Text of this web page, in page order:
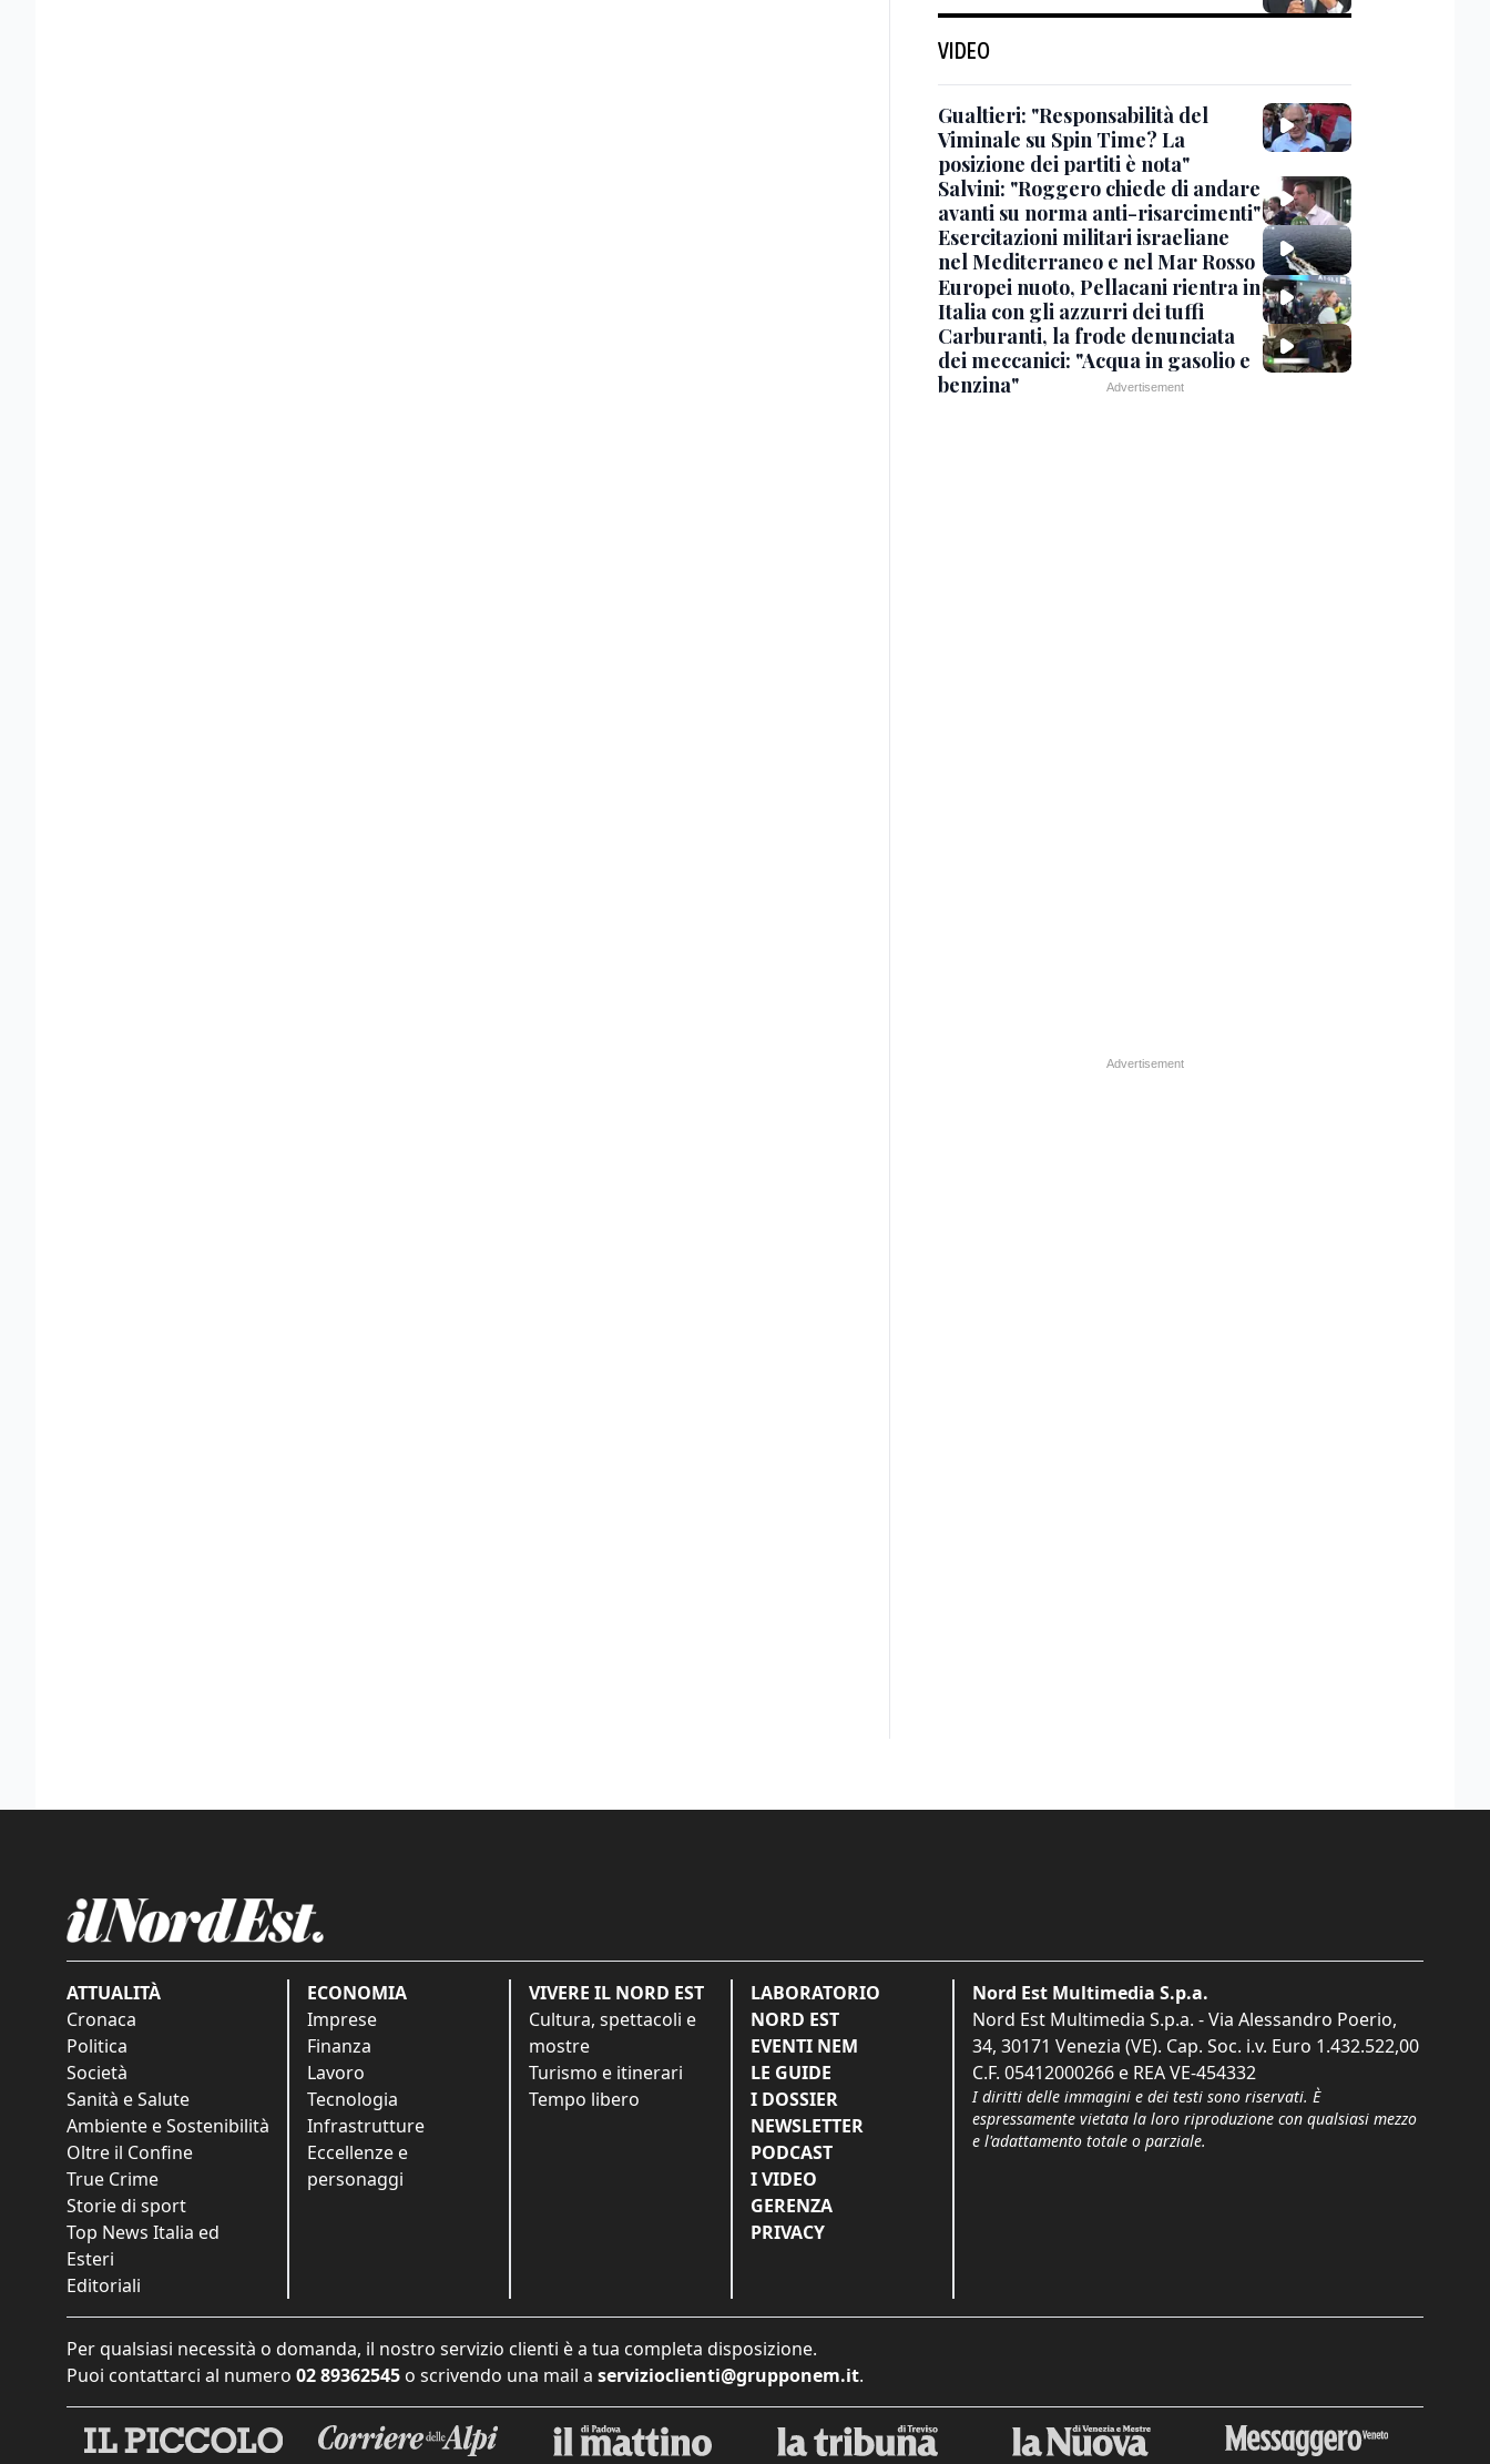
VIDEO
Gualtieri: "Responsabilità del
Viminale su Spin Time? La
posizione dei partiti è nota"
Salvini: "Roggero chiede di andare
avanti su norma anti-risarcimenti"
Esercitazioni militari israeliane
nel Mediterraneo e nel Mar Rosso
Europei nuoto, Pellacani rientra in
Italia con gli azzurri dei tuffi
Carburanti, la frode denunciata
dei meccanici: "Acqua in gasolio e
benzina"
ATTUALITÀ
Cronaca
Politica
Società
Sanità e Salute
Ambiente e Sostenibilità
Oltre il Confine
True Crime
Storie di sport
Top News Italia ed
Esteri
Editoriali
ECONOMIA
Imprese
Finanza
Lavoro
Tecnologia
Infrastrutture
Eccellenze e
personaggi
VIVERE IL NORD EST
Cultura, spettacoli e
mostre
Turismo e itinerari
Tempo libero
LABORATORIO
NORD EST
EVENTI NEM
LE GUIDE
I DOSSIER
NEWSLETTER
PODCAST
I VIDEO
GERENZA
PRIVACY
Nord Est Multimedia S.p.a.
Nord Est Multimedia S.p.a. - Via Alessandro Poerio,
34, 30171 Venezia (VE). Cap. Soc. i.v. Euro 1.432.522,00
C.F. 05412000266 e REA VE-454332
I diritti delle immagini e dei testi sono riservati. È
espressamente vietata la loro riproduzione con qualsiasi mezzo
e l'adattamento totale o parziale.
Per qualsiasi necessità o domanda, il nostro servizio clienti è a tua completa disposizione.
Puoi contattarci al numero 02 89362545 o scrivendo una mail a servizioclienti@grupponem.it.